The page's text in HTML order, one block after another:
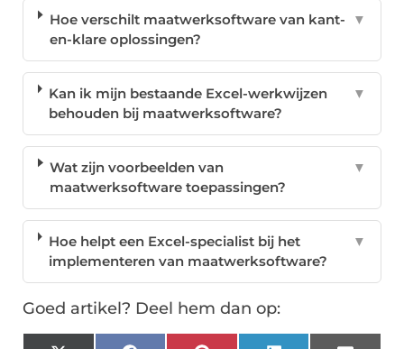
Hoe verschilt maatwerksoftware van kant-
en-klare oplossingen?
▼
Kan ik mijn bestaande Excel-werkwijzen
behouden bij maatwerksoftware?
▼
Wat zijn voorbeelden van
maatwerksoftware toepassingen?
▼
Hoe helpt een Excel-specialist bij het
implementeren van maatwerksoftware?
▼
Goed artikel? Deel hem dan op: